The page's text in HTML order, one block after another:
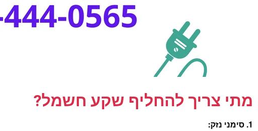
מתי צריך להחליף שקע חשמל?
1. סימני נזק: